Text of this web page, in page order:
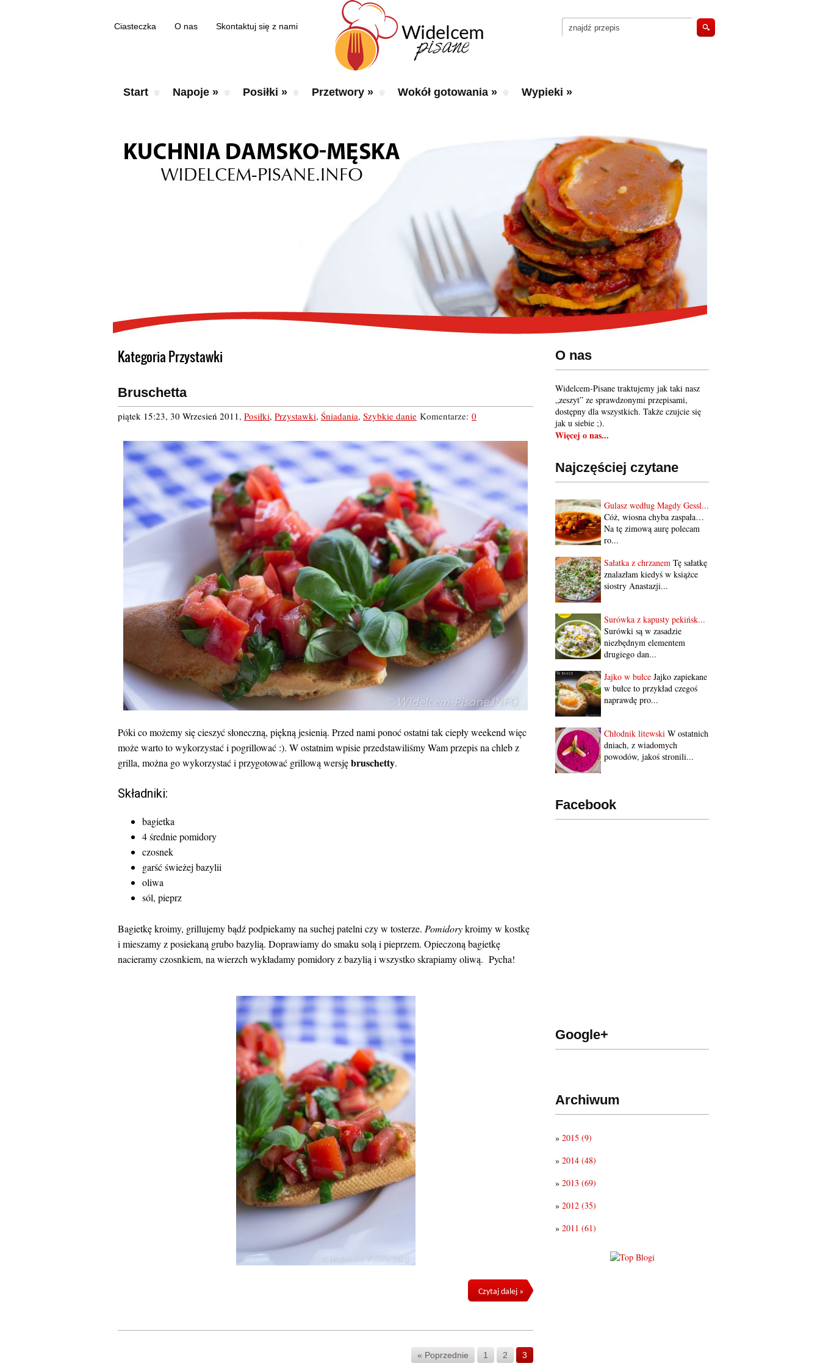
Ciasteczka O nas Skontaktuj się z nami
Start Napoje » Posiłki » Przetwory » Wokół gotowania » Wypieki »
O nas
Widelcem-Pisane traktujemy jak taki nasz
„zeszyt” ze sprawdzonymi przepisami,
dostępny dla wszystkich. Także czujcie się
jak u siebie ;).
Więcej o nas...
Najczęściej czytane
Gulasz według Magdy Gessl...
Cóż, wiosna chyba zaspała…
Na tę zimową aurę polecam
ro...
Sałatka z chrzanem Tę sałatkę
znalazłam kiedyś w książce
siostry Anastazji...
Surówka z kapusty pekińsk...
Surówki są w zasadzie
niezbędnym elementem
drugiego dan...
Jajko w bułce Jajko zapiekane
w bułce to przykład czegoś
naprawdę pro...
Chłodnik litewski W ostatnich
dniach, z wiadomych
powodów, jakoś stronili...
Facebook
Google+
Archiwum
» 2015 (9)
» 2014 (48)
» 2013 (69)
» 2012 (35)
» 2011 (61)
Kategoria Przystawki
Bruschetta
piątek 15:23, 30 Wrzesień 2011, Posiłki, Przystawki, Śniadania, Szybkie danie Komentarze: 0
Póki co możemy się cieszyć słoneczną, piękną jesienią. Przed nami ponoć ostatni tak ciepły weekend więc
może warto to wykorzystać i pogrillować :). W ostatnim wpisie przedstawiliśmy Wam przepis na chleb z
grilla, można go wykorzystać i przygotować grillową wersjębruschetty.
Składniki:
bagietka
4 średnie pomidory
czosnek
garść świeżej bazylii
oliwa
sól, pieprz
Bagietkę kroimy, grillujemy bądź podpiekamy na suchej patelni czy w tosterze. Pomidorykroimy w kostkę
i mieszamy z posiekaną grubo bazylią. Doprawiamy do smaku solą i pieprzem. Opieczoną bagietkę
nacieramy czosnkiem, na wierzch wykładamy pomidory z bazylią i wszystko skrapiamy oliwą. Pycha!
Czytaj dalej »
« Poprzednie 1 2 3